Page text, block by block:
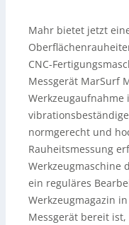
Mahr bietet jetzt
CNC-
Messgerät MarSurf
normgerecht und
Rauheitsmessung
Werkzeugmaschine
ein reguläres
Werkzeugmagazin
Messgerät bereit